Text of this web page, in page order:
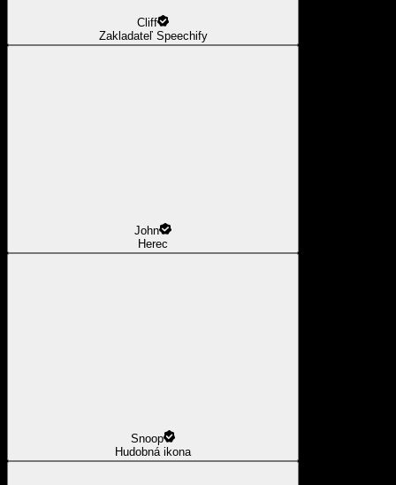
Cliff
Zakladateľ Speechify
John
Herec
Snoop
Hudobná ikona